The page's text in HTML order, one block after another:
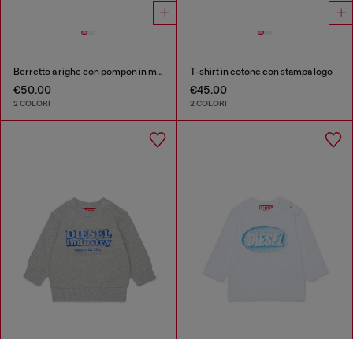
Berretto a righe con pompon in misto lana
€50.00
2 COLORI
T-shirt in cotone con stampa logo
€45.00
2 COLORI